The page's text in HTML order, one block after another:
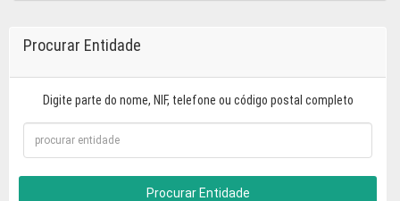
Procurar Entidade
Digite parte do nome, NIF, telefone ou código postal completo
Procurar Entidade